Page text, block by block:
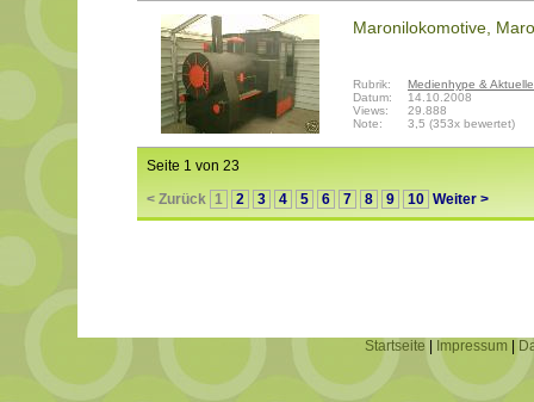
Maronilokomotive,
Rubrik:
Medienhype &
Datum:
14.10.2008
Views:
29.888
Note:
3,5 (353x bewertet)
Seite 1 von 23
< Zurück 1 2 3 4 5 6 7 8 9 10 Weiter >
Startseite Impressum|